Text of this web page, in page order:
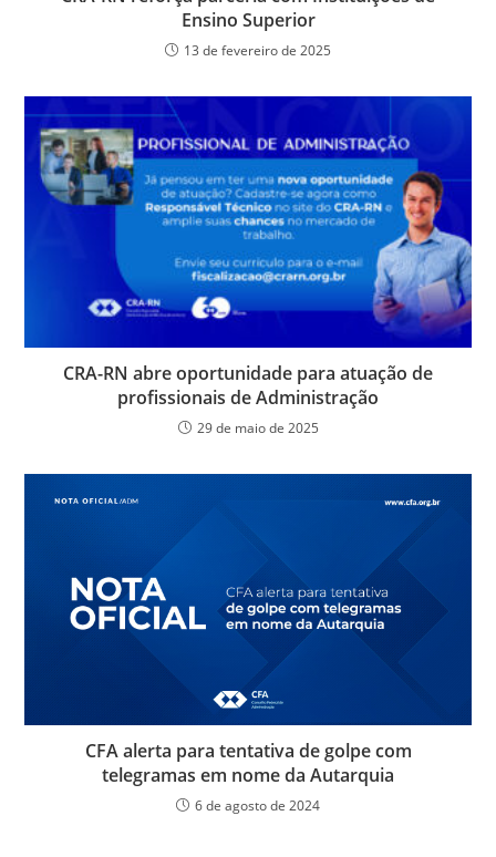
Ensino Superior
13 de fevereiro de 2025
CRA-RN abre oportunidade para atuação de
profissionais de Administração
29 de maio de 2025
CFA alerta para tentativa de golpe com
telegramas em nome da Autarquia
6 de agosto de 2024